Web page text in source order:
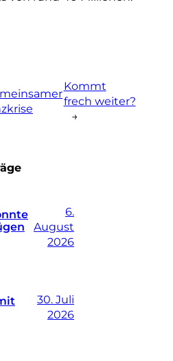
Kommt
frech weiter?
→
6.
August
2026
30. Juli
2026